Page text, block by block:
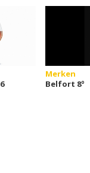
Merken
Belfort 8º